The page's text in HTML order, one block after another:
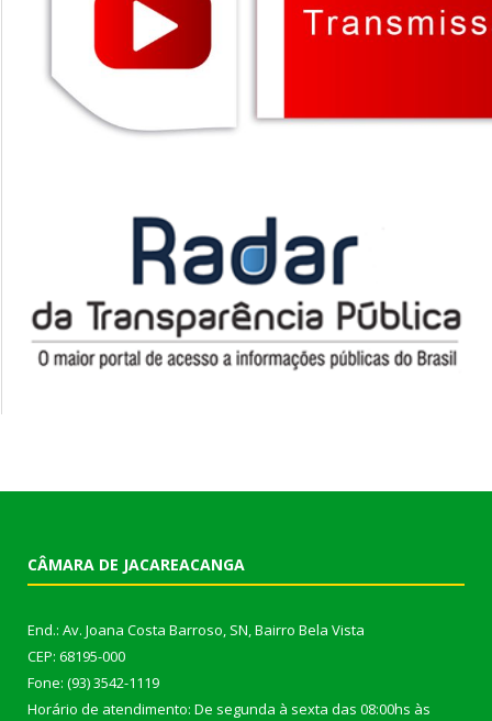
CÂMARA DE JACAREACANGA
End.: Av. Joana Costa Barroso, SN, Bairro Bela Vista
CEP: 68195-000
Fone: (93) 3542-1119
Horário de atendimento: De segunda à sexta das 08:00hs às